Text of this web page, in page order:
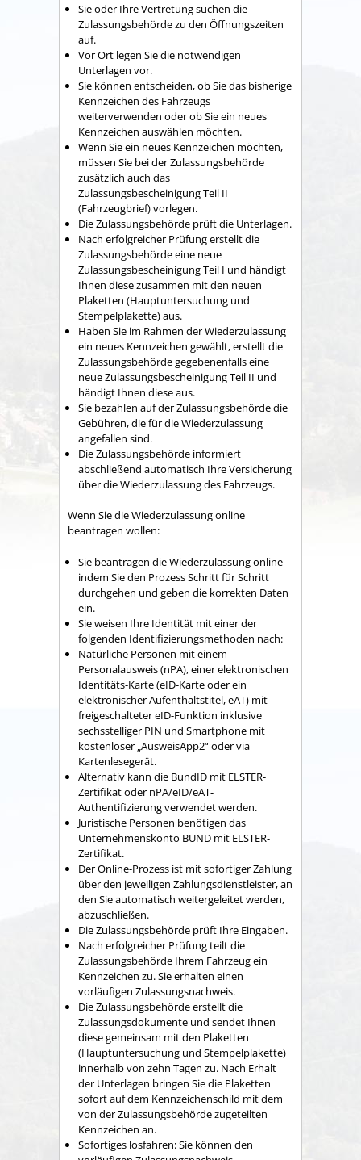
Sie oder Ihre Vertretung suchen die
Zulassungsbehörde zu den Öffnungszeiten
auf.
Vor Ort legen Sie die notwendigen
Unterlagen vor.
Sie können entscheiden, ob Sie das bisherige
Kennzeichen des Fahrzeugs
weiterverwenden oder ob Sie ein neues
Kennzeichen auswählen möchten.
Wenn Sie ein neues Kennzeichen möchten,
müssen Sie bei der Zulassungsbehörde
zusätzlich auch das
Zulassungsbescheinigung Teil II
(Fahrzeugbrief) vorlegen.
Die Zulassungsbehörde prüft die Unterlagen.
Nach erfolgreicher Prüfung erstellt die
Zulassungsbehörde eine neue
Zulassungsbescheinigung Teil I und händigt
Ihnen diese zusammen mit den neuen
Plaketten (Hauptuntersuchung und
Stempelplakette) aus.
Haben Sie im Rahmen der Wiederzulassung
ein neues Kennzeichen gewählt, erstellt die
Zulassungsbehörde gegebenenfalls eine
neue Zulassungsbescheinigung Teil II und
händigt Ihnen diese aus.
Sie bezahlen auf der Zulassungsbehörde die
Gebühren, die für die Wiederzulassung
angefallen sind.
Die Zulassungsbehörde informiert
abschließend automatisch Ihre Versicherung
über die Wiederzulassung des Fahrzeugs.
Wenn Sie die Wiederzulassung online
beantragen wollen:
Sie beantragen die Wiederzulassung online
indem Sie den Prozess Schritt für Schritt
durchgehen und geben die korrekten Daten
ein.
Sie weisen Ihre Identität mit einer der
folgenden Identifizierungsmethoden nach:
Natürliche Personen mit einem
Personalausweis (nPA), einer elektronischen
Identitäts-Karte (eID-Karte oder ein
elektronischer Aufenthaltstitel, eAT) mit
freigeschalteter eID-Funktion inklusive
sechsstelliger PIN und Smartphone mit
kostenloser „AusweisApp2“ oder via
Kartenlesegerät.
Alternativ kann die BundID mit ELSTER-
Zertifikat oder nPA/eID/eAT-
Authentifizierung verwendet werden.
Juristische Personen benötigen das
Unternehmenskonto BUND mit ELSTER-
Zertifikat.
Der Online-Prozess ist mit sofortiger Zahlung
über den jeweiligen Zahlungsdienstleister, an
den Sie automatisch weitergeleitet werden,
abzuschließen.
Die Zulassungsbehörde prüft Ihre Eingaben.
Nach erfolgreicher Prüfung teilt die
Zulassungsbehörde Ihrem Fahrzeug ein
Kennzeichen zu. Sie erhalten einen
vorläufigen Zulassungsnachweis.
Die Zulassungsbehörde erstellt die
Zulassungsdokumente und sendet Ihnen
diese gemeinsam mit den Plaketten
(Hauptuntersuchung und Stempelplakette)
innerhalb von zehn Tagen zu. Nach Erhalt
der Unterlagen bringen Sie die Plaketten
sofort auf dem Kennzeichenschild mit dem
von der Zulassungsbehörde zugeteilten
Kennzeichen an.
Sofortiges losfahren: Sie können den